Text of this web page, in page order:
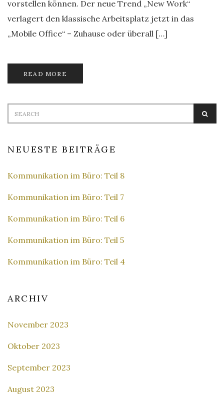
vorstellen können. Der neue Trend „New Work“
verlagert den klassische Arbeitsplatz jetzt in das
„Mobile Office“ – Zuhause oder überall […]
READ MORE
Search
for:
NEUESTE BEITRÄGE
Kommunikation im Büro: Teil 8
Kommunikation im Büro: Teil 7
Kommunikation im Büro: Teil 6
Kommunikation im Büro: Teil 5
Kommunikation im Büro: Teil 4
ARCHIV
November 2023
Oktober 2023
September 2023
August 2023